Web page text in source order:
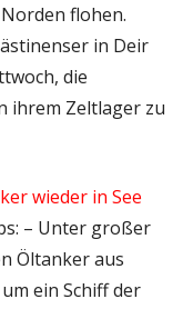
flohen.
in Deir
die
ihrem Zeltlager zu
wieder in See
– Unter großer
Öltanker aus
ein Schiff der